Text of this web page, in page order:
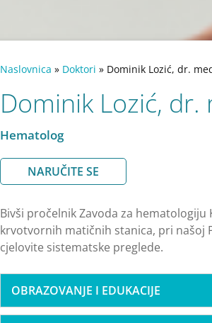
Naslovnica » Doktori » Dominik Lozić, dr.
Dominik Lozić, dr.
Hematolog
NARUČITE SE
Bivši pročelnik Zavoda za
krvotvornih matičnih stanica, pri našoj
cjelovite sistematske preglede.
OBRAZOVANJE I EDUKACIJE